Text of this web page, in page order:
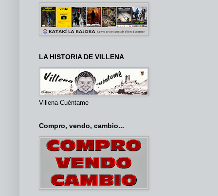
LA HISTORIA DE VILLENA
Villena Cuéntame
Compro, vendo, cambio...